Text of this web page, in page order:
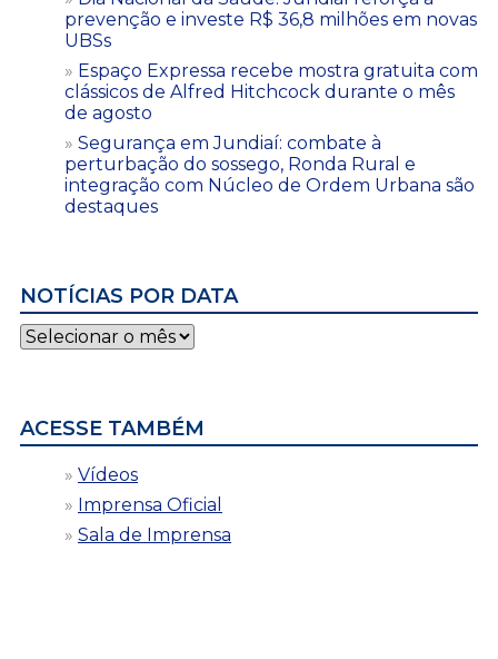
prevenção e investe R$ 36,8 milhões em novas
UBSs
Espaço Expressa recebe mostra gratuita com
clássicos de Alfred Hitchcock durante o mês
de agosto
Segurança em Jundiaí: combate à
perturbação do sossego, Ronda Rural e
integração com Núcleo de Ordem Urbana são
destaques
NOTÍCIAS POR DATA
Notícias
por
ACESSE TAMBÉM
Vídeos
Imprensa Oficial
Sala de Imprensa